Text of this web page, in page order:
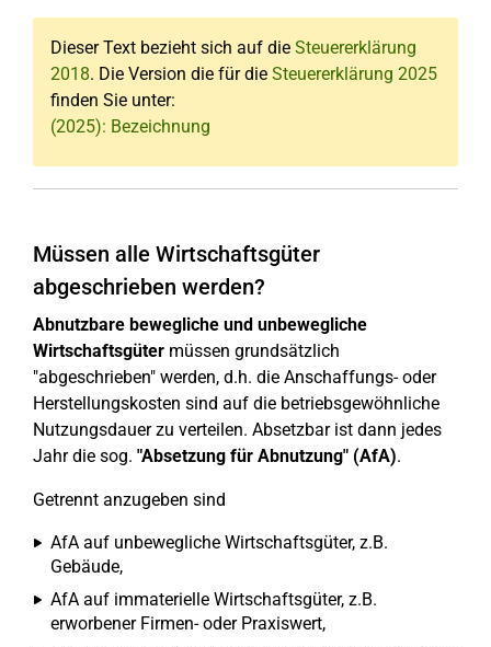
Dieser Text bezieht sich auf die Steuererklärung
2018. Die Version die für die Steuererklärung 2025
finden Sie unter:
(2025): Bezeichnung
Müssen alle Wirtschaftsgüter
abgeschrieben werden?
Abnutzbare bewegliche und unbewegliche
Wirtschaftsgüter müssen grundsätzlich
"abgeschrieben" werden, d.h. die Anschaffungs- oder
Herstellungskosten sind auf die betriebsgewöhnliche
Nutzungsdauer zu verteilen. Absetzbar ist dann jedes
Jahr die sog. "Absetzung für Abnutzung" (AfA).
Getrennt anzugeben sind
AfA auf unbewegliche Wirtschaftsgüter, z.B.
Gebäude,
AfA auf immaterielle Wirtschaftsgüter, z.B.
erworbener Firmen- oder Praxiswert,